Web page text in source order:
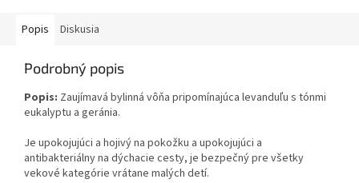
Popis Diskusia
Podrobný popis
Popis: Zaujímavá bylinná vôňa pripomínajúca levanduľu s tónmi
eukalyptu a geránia.
Je upokojujúci a hojivý na pokožku a upokojujúci a
antibakteriálny na dýchacie cesty, je bezpečný pre všetky
vekové kategórie vrátane malých detí.